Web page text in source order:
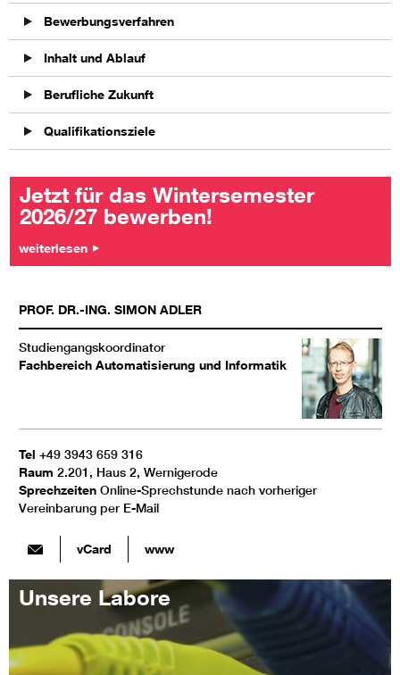
Bewerbungsverfahren
Inhalt und Ablauf
Berufliche Zukunft
Qualifikationsziele
Jetzt für das Wintersemester
2026/27 bewerben!
weiterlesen
PROF. DR.-ING. SIMON ADLER
Studiengangskoordinator
Fachbereich Automatisierung und Informatik
Tel +49 3943 659 316
Raum 2.201, Haus 2, Wernigerode
Sprechzeiten Online-Sprechstunde nach vorheriger
Vereinbarung per E-Mail
vCard www
Unsere Labore